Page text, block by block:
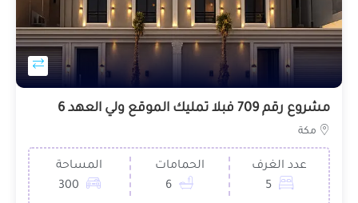
مشروع رقم 709 فبلا تمليك الموقع ولي العهد 6
مكة
عدد الغرف
5
الحمامات
6
المساحة
300